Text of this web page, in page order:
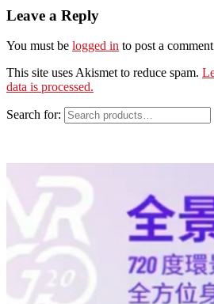
Leave a Reply
You must be logged in to post a
This site uses Akismet to reduce spam.
data is processed.
Search for: